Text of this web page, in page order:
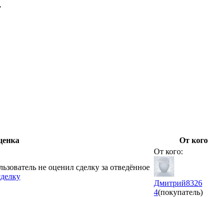
От кого
не оценил сделку за отведённое
От кого:
Дмитрий8326
4(покупатель)